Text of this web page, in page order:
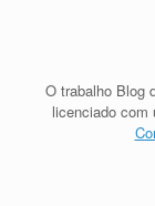
O trabalho Blog
licenciado com